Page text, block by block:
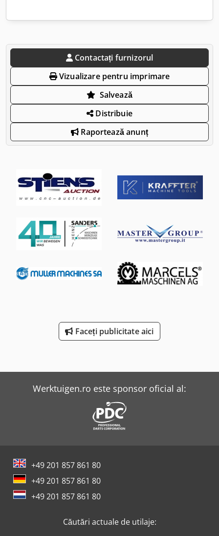
Contactați furnizorul
Vizualizare pentru imprimare
Salvează
Distribuie
Raportează anunț
Faceți publicitate aici
Werktuigen.ro este sponsor oficial al:
+49 201 857 861 80
+49 201 857 861 80
+49 201 857 861 80
Căutări actuale de utilaje: